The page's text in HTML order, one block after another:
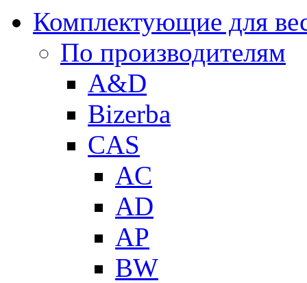
Комплектующие для
По производителям
A&D
Bizerba
CAS
AC
AD
AP
BW